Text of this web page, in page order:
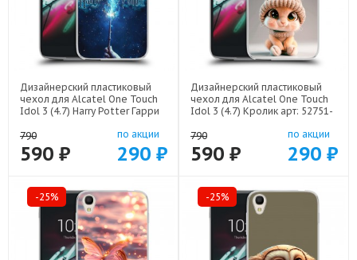
Дизайнерский пластиковый
чехол для Alcatel One Touch
Idol 3 (4.7) Harry Potter Гарри
790
590 ₽
по акции
290 ₽
Дизайнерский пластиковый
чехол для Alcatel One Touch
Idol 3 (4.7) Кролик арт: 52751-
790
590 ₽
по акции
290 ₽
-25% -25%